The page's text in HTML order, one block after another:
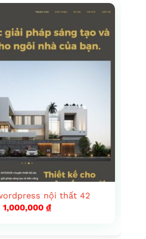
nội thất 42
1,000,000 ₫